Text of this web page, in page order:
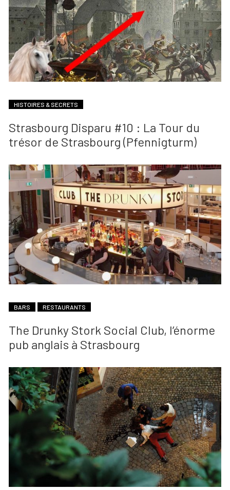
HISTOIRES & SECRETS
Strasbourg Disparu #10 : La Tour du
trésor de Strasbourg (Pfennigturm)
BARS RESTAURANTS
The Drunky Stork Social Club, l’énorme
pub anglais à Strasbourg